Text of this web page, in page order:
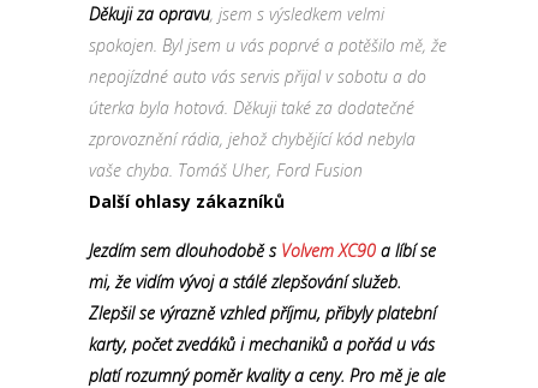
Děkuji za opravu, jsem s výsledkem velmi
spokojen. Byl jsem u vás poprvé a potěšilo mě, že
nepojízdné auto vás servis přijal v sobotu a do
úterka byla hotová. Děkuji také za dodatečné
zprovoznění rádia, jehož chybějící kód nebyla
vaše chyba. Tomáš Uher, Ford Fusion
Další ohlasy zákazníků
Jezdím sem dlouhodobě s Volvem XC90 a líbí se
mi, že vidím vývoj a stálé zlepšování služeb.
Zlepšil se výrazně vzhled příjmu, přibyly platební
karty, počet zvedáků i mechaniků a pořád u vás
platí rozumný poměr kvality a ceny. Pro mě je ale